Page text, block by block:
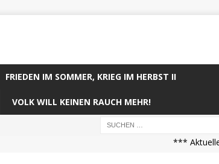
FRIEDEN IM SOMMER, KRIEG IM HERBST II
VOLK WILL KEINEN RAUCH MEHR!
*** Aktuelle